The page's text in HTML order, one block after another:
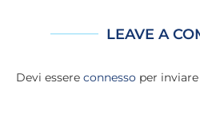
LEAVE A
Devi essere connesso per